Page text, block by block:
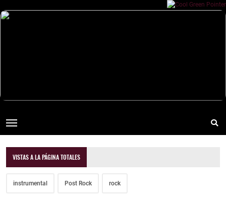
VISTAS A LA PÁGINA TOTALES
instrumental Post Rock rock